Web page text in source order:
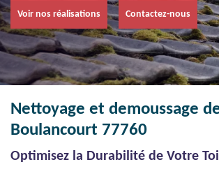
Voir nos réalisations Contactez-nous
Nettoyage et demoussage
Boulancourt 77760
Optimisez la Durabilité de Votre